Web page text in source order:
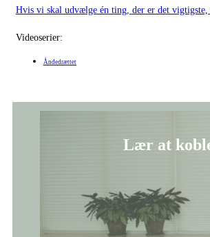
Hvis vi skal udvælge én ting, der er det
Videoserier:
Åndedrættet
Lær at